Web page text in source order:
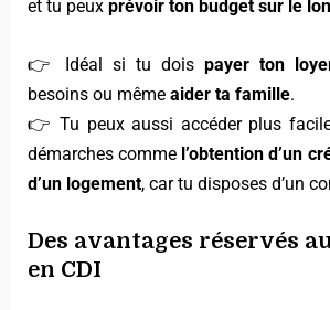
et tu peuxprévoir ton budget sur le
👉 Idéal si tu dois payer ton
besoins ou mêmeaider ta famille.
👉 Tu peux aussi accéder plus
démarches comme l’obtention d’un
d’un logement, car tu disposes d’un
Des avantages réservés
en CDI